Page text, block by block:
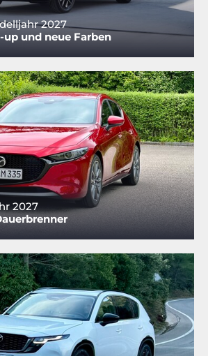
2027
up und neue Farben
2027